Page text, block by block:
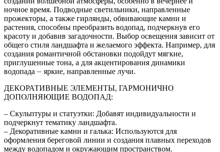
ночное время. Подводные светильники, направленные
прожекторы, а также гирлянды, обвивающие камни и
растения, способны преобразить водопад, подчеркнув его
красоту и добавив загадочности. Выбор освещения зависит от
общего стиля ландшафта и желаемого эффекта. Например, для
создания романтичной обстановки подойдут мягкие,
приглушенные тона, а для акцентирования динамики
водопада ⏤ яркие, направленные лучи.
ДЕКОРАТИВНЫЕ ЭЛЕМЕНТЫ, ГАРМОНИЧНО
ДОПОЛНЯЮЩИЕ ВОДОПАД:
– Скульптуры и статуэтки: Добавят индивидуальности и
подчеркнут тематику ландшафта.
– Декоративные камни и галька: Используются для
оформления береговой линии и создания плавных переходов
между водопадом и окружающим пространством.